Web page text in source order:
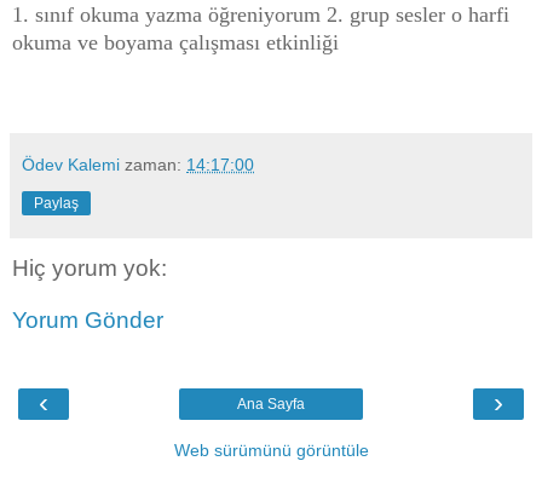
1. sınıf okuma yazma öğreniyorum 2. grup sesler o harfi
okuma ve boyama çalışması etkinliği
Ödev Kalemi zaman: 14:17:00
Paylaş
Hiç yorum yok:
Yorum Gönder
‹ ›
Ana Sayfa
Web sürümünü görüntüle